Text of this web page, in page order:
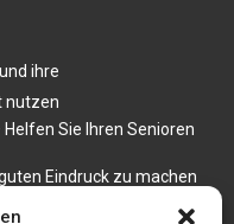
ihre
nutzen
Sie Ihren Senioren
Eindruck zu machen